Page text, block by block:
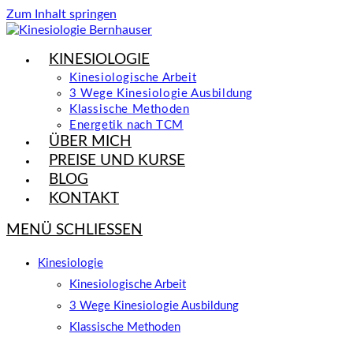
Zum Inhalt springen
KINESIOLOGIE
Kinesiologische Arbeit
3 Wege Kinesiologie Ausbildung
Klassische Methoden
Energetik nach TCM
ÜBER MICH
PREISE UND KURSE
BLOG
KONTAKT
MENÜ SCHLIESSEN
Kinesiologie
Kinesiologische Arbeit
3 Wege Kinesiologie Ausbildung
Klassische Methoden